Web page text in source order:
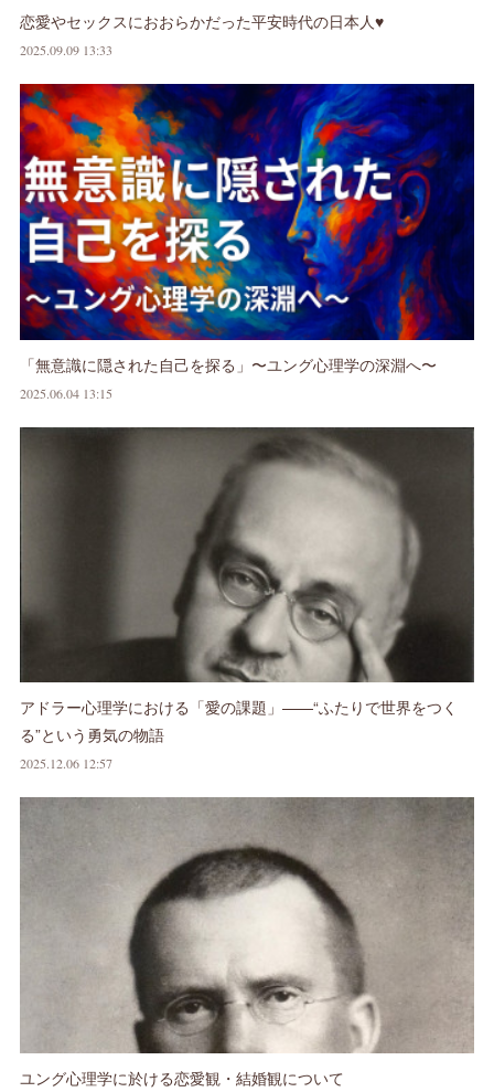
恋愛やセックスにおおらかだった平安時代の日本人♥
2025.09.09 13:33
「無意識に隠された自己を探る」〜ユング心理学の深淵へ〜
2025.06.04 13:15
アドラー心理学における「愛の課題」——“ふたりで世界をつく
る”という勇気の物語
2025.12.06 12:57
ユング心理学に於ける恋愛観・結婚観について